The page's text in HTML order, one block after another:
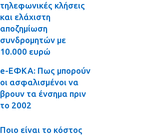
τηλεφωνικές κλήσεις
και ελάχιστη
αποζημίωση
συνδρομητών με
10.000 ευρώ
e-ΕΦΚΑ: Πως μπορούν
οι ασφαλισμένοι να
βρουν τα ένσημα πριν
το 2002
Ποιο είναι το κόστος